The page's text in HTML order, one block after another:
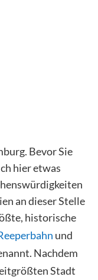
Bevor Sie
hier etwas
an dieser Stelle
historische
und
Nachdem
Stadt